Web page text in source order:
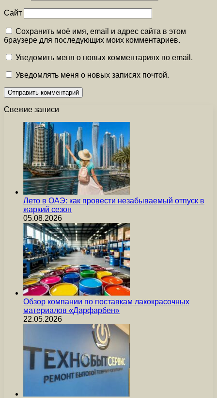
Сайт
Сохранить моё имя, email и адрес сайта в этом
браузере для последующих моих комментариев.
Уведомить меня о новых комментариях по email.
Уведомлять меня о новых записях почтой.
Свежие записи
Лето в ОАЭ: как провести незабываемый отпуск в
жаркий сезон
05.08.2026
Обзор компании по поставкам лакокрасочных
материалов «Дарфарбен»
22.05.2026